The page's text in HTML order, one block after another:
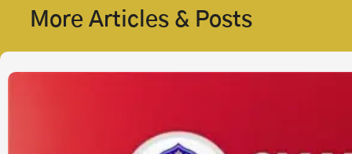
More Articles & Posts